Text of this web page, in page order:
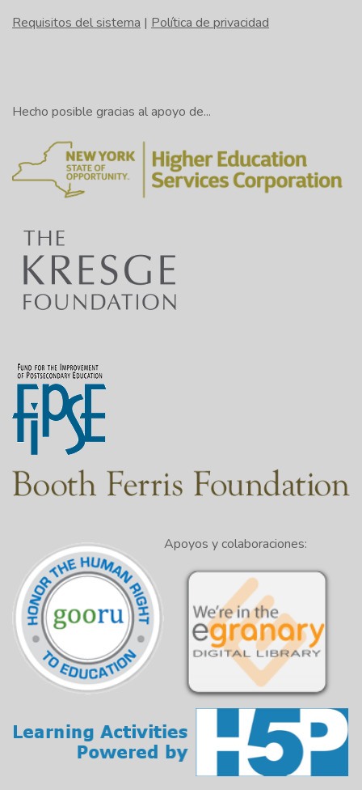
Requisitos del sistema | Política de privacidad
Hecho posible gracias al apoyo de...
Apoyos y colaboraciones: